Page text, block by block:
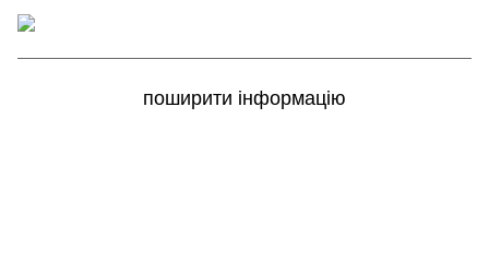
поширити інформацію